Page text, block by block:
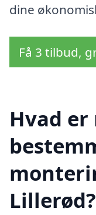
dine
Få 3 tilbud,
Hvad
Lillerød?